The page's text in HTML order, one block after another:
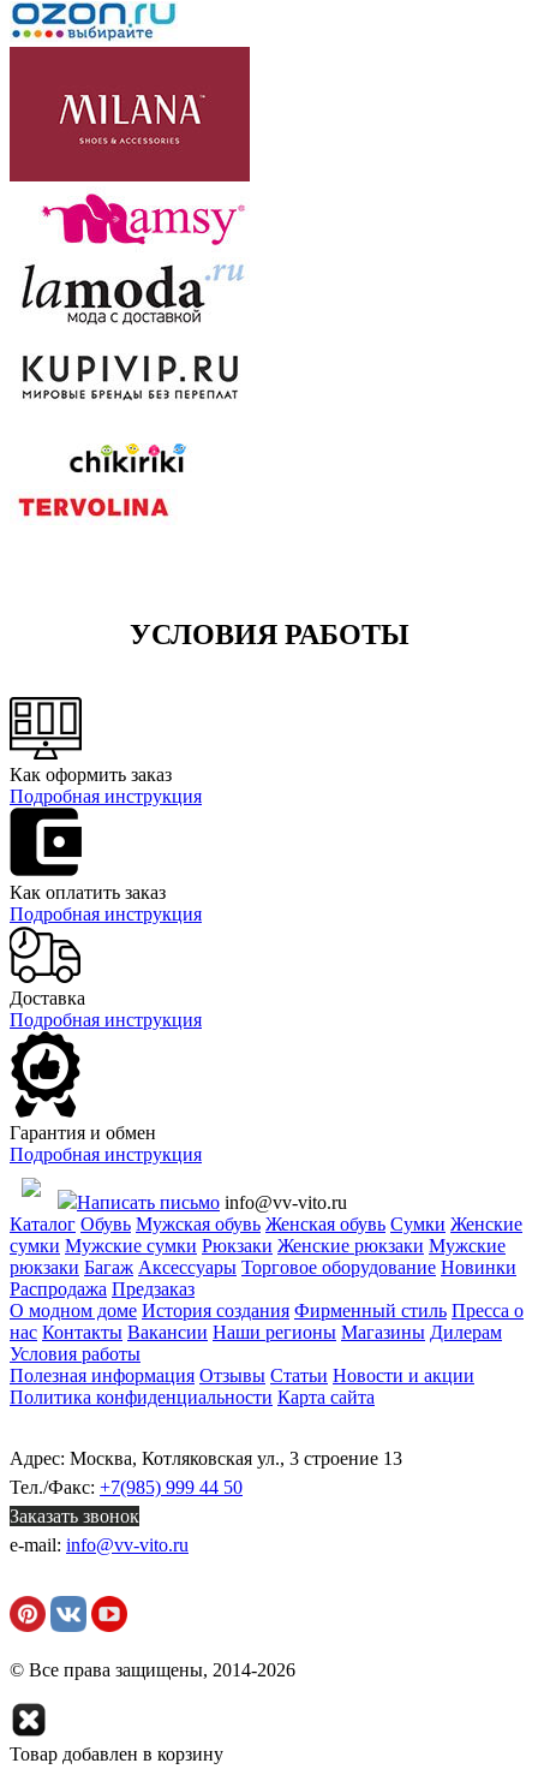
УСЛОВИЯ РАБОТЫ
Как оформить заказ
Подробная инструкция
Как оплатить заказ
Подробная инструкция
Доставка
Подробная инструкция
Гарантия и обмен
Подробная инструкция
Написать письмо info@vv-vito.ru
Каталог Обувь Мужская обувь Женская обувь Сумки Женские
сумки Мужские сумки Рюкзаки Женские рюкзаки Мужские
рюкзаки Багаж Аксессуары Торговое оборудование Новинки
Распродажа Предзаказ
О модном доме История создания Фирменный стиль Пресса о
нас Контакты Вакансии Наши регионы Магазины Дилерам
Условия работы
Полезная информация Отзывы Статьи Новости и акции
Политика конфиденциальности Карта сайта
Адрес: Москва, Котляковская ул., 3 строение 13
Тел./Факс: +7(985) 999 44 50
Заказать звонок
e-mail: info@vv-vito.ru
© Все права защищены, 2014-2026
Товар добавлен в корзину